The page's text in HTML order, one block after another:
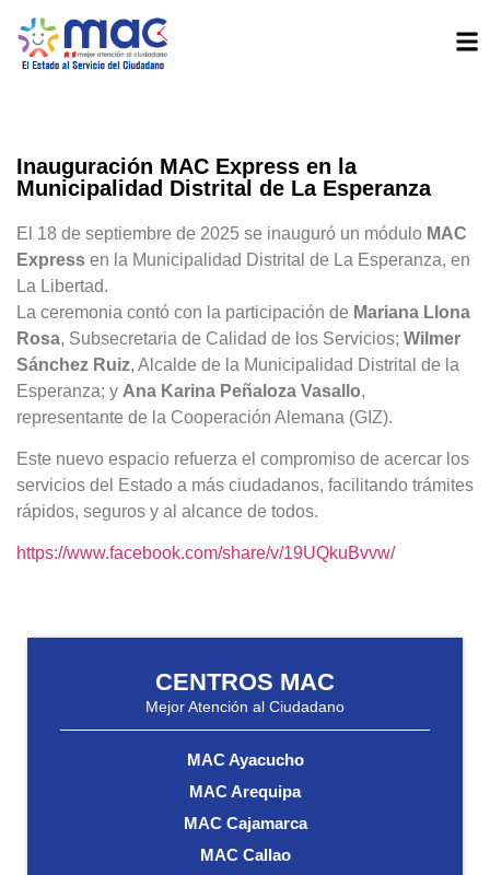
Inauguración MAC Express en la
Municipalidad Distrital de La Esperanza
El 18 de septiembre de 2025 se inauguró un módulo MAC
Express en la Municipalidad Distrital de La Esperanza, en
La Libertad.
La ceremonia contó con la participación de Mariana Llona
Rosa, Subsecretaria de Calidad de los Servicios; Wilmer
Sánchez Ruiz, Alcalde de la Municipalidad Distrital de la
Esperanza; y Ana Karina Peñaloza Vasallo,
representante de la Cooperación Alemana (GIZ).
Este nuevo espacio refuerza el compromiso de acercar los
servicios del Estado a más ciudadanos, facilitando trámites
rápidos, seguros y al alcance de todos.
https://www.facebook.com/share/v/19UQkuBvvw/
CENTROS MAC
Mejor Atención al Ciudadano
MAC Ayacucho
MAC Arequipa
MAC Cajamarca
MAC Callao